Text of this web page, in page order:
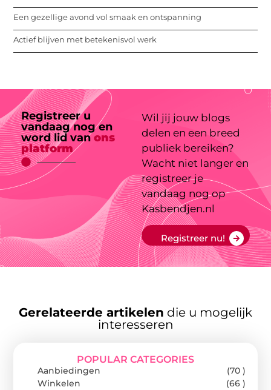
Een gezellige avond vol smaak en ontspanning
Actief blijven met betekenisvol werk
Registreer u
vandaag nog en
word lid vanons
platform
Wil jij jouw blogs
delen en een breed
publiek bereiken?
Wacht niet langer en
registreer je
vandaag nog op
Kasbendjen.nl
Registreer nu!
Gerelateerde artikelen die u mogelijk
interesseren
POPULAR CATEGORIES
Aanbiedingen
(70 )
Winkelen
(66 )